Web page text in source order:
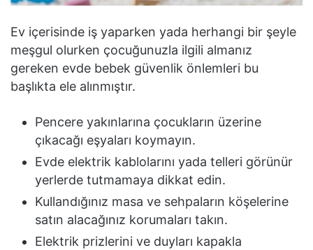
Ev içerisinde iş yaparken yada herhangi bir şeyle
meşgul olurken çocuğunuzla ilgili almanız
gereken evde bebek güvenlik önlemleri bu
başlıkta ele alınmıştır.
Pencere yakınlarına çocukların üzerine
çıkacağı eşyaları koymayın.
Evde elektrik kablolarını yada telleri görünür
yerlerde tutmamaya dikkat edin.
Kullandığınız masa ve sehpaların köşelerine
satın alacağınız korumaları takın.
Elektrik prizlerini ve duyları kapakla